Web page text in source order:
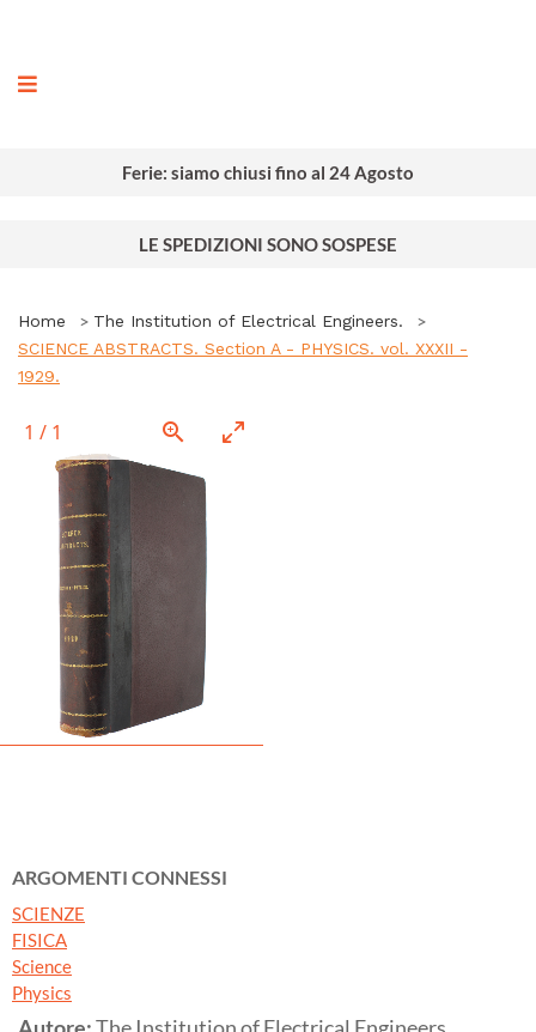
Ferie: siamo chiusi fino al 24 Agosto
LE SPEDIZIONI SONO SOSPESE
Home
The Institution of Electrical Engineers.
SCIENCE ABSTRACTS. Section A - PHYSICS. vol. XXXII -
1929.
1 / 1
ARGOMENTI CONNESSI
SCIENZE
FISICA
Science
Physics